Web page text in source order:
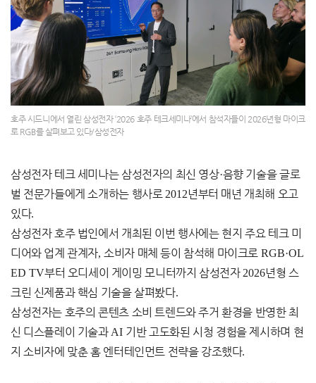
호주 시드니에서 열린 삼성전자 ‘2026 호주 테크세미나’에서 참석자들이 2026년형 마이크
로 RGB를 살펴보고 있다/삼성전자
삼성전자 테크 세미나는 삼성전자의 최신 영상·음향 기술을 글로
벌 전문가들에게 소개하는 행사로 2012년부터 매년 개최해 오고
있다.
삼성전자 호주 법인에서 개최된 이번 행사에는 현지 주요 테크 미
디어와 업계 관계자, 소비자 매체 등이 참석해 마이크로 RGB·OL
ED TV부터 오디세이 게이밍 모니터까지 삼성전자2026년형 스
크린 신제품과 핵심 기술을 살펴봤다.
삼성전자는 호주의 콘텐츠 소비 트렌드와 주거 환경을 반영한 최
신 디스플레이 기술과AI 기반 고도화된 시청 경험을 제시하며 현
지 소비자에 맞춘 홈 엔터테인먼트 전략을 강조했다.